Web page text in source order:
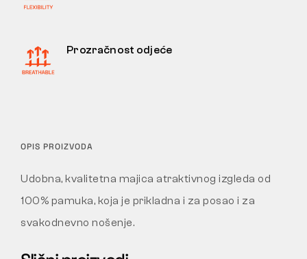
Prozračnost odjeće
OPIS PROIZVODA
Udobna, kvalitetna majica atraktivnog izgleda od
100% pamuka, koja je prikladna i za posao i za
svakodnevno nošenje.